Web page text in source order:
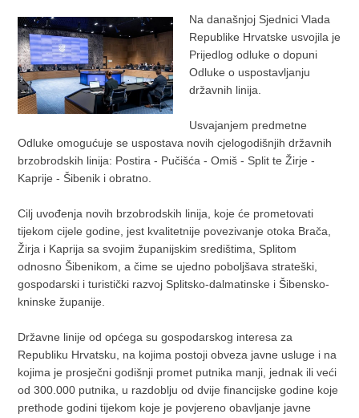
Na današnjoj Sjednici Vlada
Republike Hrvatske usvojila je
Prijedlog odluke o dopuni
Odluke o uspostavljanju
državnih linija.
Usvajanjem predmetne
Odluke omogućuje se uspostava novih cjelogodišnjih državnih
brzobrodskih linija: Postira - Pučišća - Omiš - Split te Žirje -
Kaprije - Šibenik i obratno.
Cilj uvođenja novih brzobrodskih linija, koje će prometovati
tijekom cijele godine, jest kvalitetnije povezivanje otoka Brača,
Žirja i Kaprija sa svojim županijskim središtima, Splitom
odnosno Šibenikom, a čime se ujedno poboljšava strateški,
gospodarski i turistički razvoj Splitsko-dalmatinske i Šibensko-
kninske županije.
Državne linije od općega su gospodarskog interesa za
Republiku Hrvatsku, na kojima postoji obveza javne usluge i na
kojima je prosječni godišnji promet putnika manji, jednak ili veći
od 300.000 putnika, u razdoblju od dvije financijske godine koje
prethode godini tijekom koje je povjereno obavljanje javne